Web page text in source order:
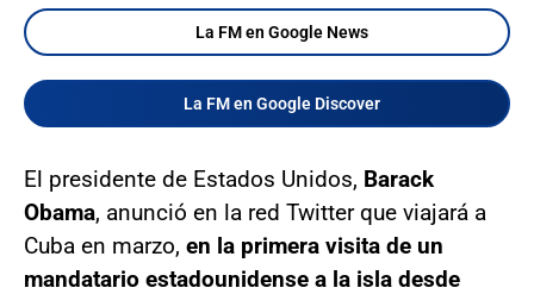
La FM en Google News
La FM en Google Discover
El presidente de Estados Unidos, Barack
Obama, anunció en la red Twitter que viajará a
Cuba en marzo, en la primera visita de un
mandatario estadounidense a la isla desde